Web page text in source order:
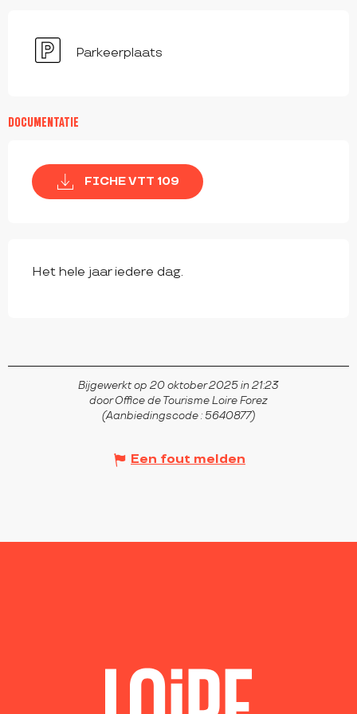
Parkeerplaats
DOCUMENTATIE
FICHE VTT 109
Het hele jaar iedere dag.
Bijgewerkt op 20 oktober 2025 in 21:23
door Office de Tourisme Loire Forez
(Aanbiedingscode : 5640877)
Een fout melden